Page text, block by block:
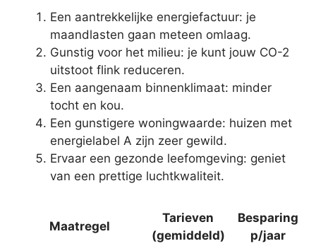
Een aantrekkelijke energiefactuur: je
maandlasten gaan meteen omlaag.
Gunstig voor het milieu: je kunt jouw CO-2
uitstoot flink reduceren.
Een aangenaam binnenklimaat: minder
tocht en kou.
Een gunstigere woningwaarde: huizen met
energielabel A zijn zeer gewild.
Ervaar een gezonde leefomgeving: geniet
van een prettige luchtkwaliteit.
Maatregel
Tarieven
(gemiddeld)
Besparing
p/jaar